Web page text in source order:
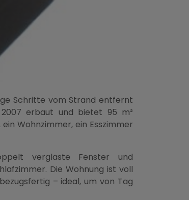
Schritte vom Strand entfernt
erbaut und bietet 95 m²
Wohnzimmer, ein Esszimmer
verglaste Fenster und
Die Wohnung ist voll
– ideal, um von Tag